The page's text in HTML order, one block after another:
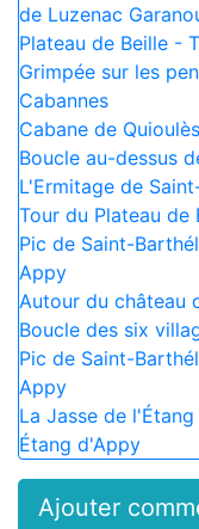
de Luzenac
Plateau de Beille -
Grimpée sur les
Cabannes
Cabane de
Boucle au-dessus
L'Ermitage de
Tour du Plateau de
Pic de Saint-
Appy
Autour du château
Boucle des six
Pic de Saint-
Appy
La Jasse de
Étang d'Appy
Ajouter